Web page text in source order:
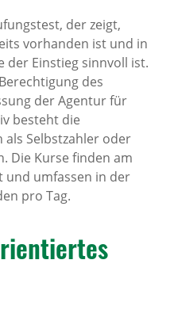
der zeigt,
vorhanden ist und in
der Einstieg sinnvoll ist.
des
der Agentur für
besteht die
als Selbstzahler oder
Die Kurse finden am
und umfassen in der
pro Tag.